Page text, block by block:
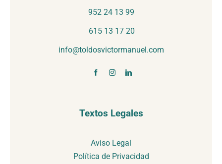
Textos Legales
Aviso Legal
Política de Privacidad
952 24 13 99
615 13 17 20
info@toldosvictormanuel.com